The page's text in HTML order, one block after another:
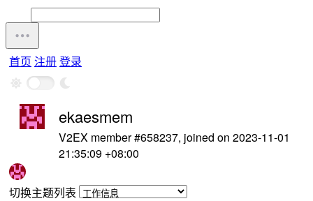
首页 注册登录
ekaesmem
V2EX member #658237, joined on 2023-11-01
21:35:09 +08:00
切换主题列表